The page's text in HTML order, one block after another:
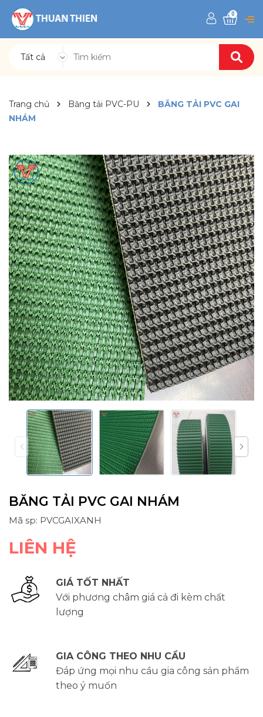
Tất cả
0
Trang chủ Băng tải PVC-PU
BĂNG TẢI PVC GAI
NHÁM
BĂNG TẢI PVC GAI NHÁM
Mã sp: PVCGAIXANH
LIÊN HỆ
GIÁ TỐT NHẤT
Với phương châm giá cả đi kèm chất
lượng
GIA CÔNG THEO NHU CẦU
Đáp ứng mọi nhu cầu gia công sản phẩm
theo ý muốn